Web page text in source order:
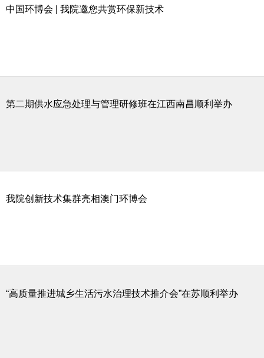
中国环博会 | 我院邀您共赏环保新技术
第二期供水应急处理与管理研修班在江西南昌顺利举办
我院创新技术集群亮相澳门环博会
“高质量推进城乡生活污水治理技术推介会”在苏顺利举办